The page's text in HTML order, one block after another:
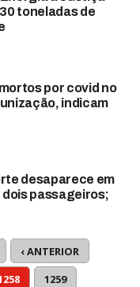
toneladas de
por covid no
indicam
desaparece em
dois passageiros;
‹ ANTERIOR
1259